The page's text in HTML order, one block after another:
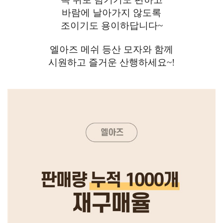
바람에 날아가지 않도록
조이기도 용이하답니다~
엘아즈 메쉬 등산 모자와 함께
시원하고 즐거운 산행하세요~!